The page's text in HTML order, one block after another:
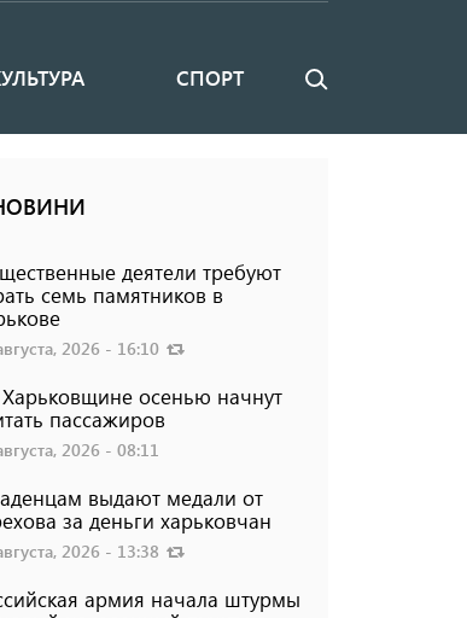
СПОРТ Поиск
деятели требуют
семь памятников в
2026 - 16:10
осенью начнут
пассажиров
2026 - 08:11
выдают медали от
за деньги харьковчан
2026 - 13:38
армия начала штурмы